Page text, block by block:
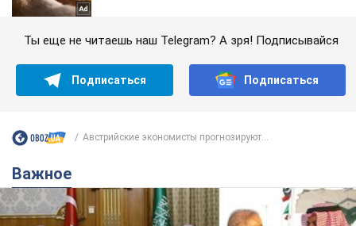
Ты еще не читаешь наш Telegram? А зря! Подписывайся
Подписаться Подписаться
Австрийские экономисты прогнозируют...
Важное